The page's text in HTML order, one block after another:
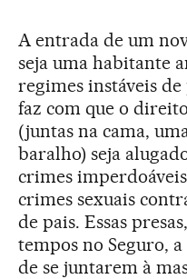
A entrada de um
seja uma habitante
regimes instáveis
faz com que o
(juntas na cama,
baralho) seja
crimes
crimes sexuais
de pais. Essas
tempos no Seguro,
de se juntarem à